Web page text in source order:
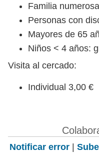
Familia
Personas con
Mayores de 65
Niños < 4 años:
Visita al cercado:
Individual 3,00 €
Notificar error |